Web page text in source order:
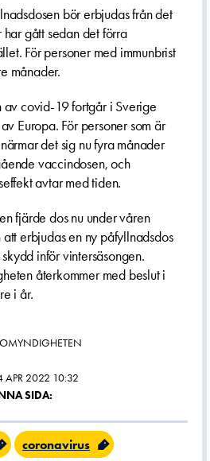
bör erbjudas från det
gått sedan det förra
För personer med immunbrist
månader.
av covid-19 fortgår i Sverige
Europa. För personer som är
det sig nu fyra månader
vaccindosen, och
avtar med tiden.
fjärde dos nu under våren
erbjudas en ny påfyllnadsdos
skydd inför vintersäsongen.
återkommer med beslut i
i år.
APR 2022 10:32
SIDA:
coronavirus